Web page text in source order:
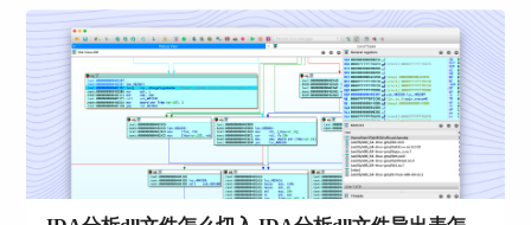
2、整库都偏了一截就先查基址和重基址
如果你发现不只是一个导出点不准，而是很多导出
都整体差一段，那首先该怀疑的不是导出表本身，
而是整个程序的装载基准不对。Hex-Rays文档里对
【Rebase program】的定义很直接，它会把整个程